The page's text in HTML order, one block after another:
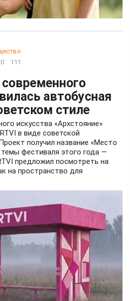
0 111
автобусная
стиле
искусства «Архстояние»
в виде советской
получил название «Место
фестиваля этого года —
предложил посмотреть на
на пространство для